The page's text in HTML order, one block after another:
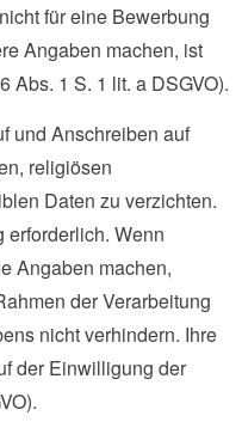
für eine Bewerbung
Angaben machen, ist
Abs. 1 S. 1 lit. a DSGVO).
und Anschreiben auf
religiösen
Daten zu verzichten.
Wenn
Angaben machen,
der Verarbeitung
nicht verhindern. Ihre
der Einwilligung der